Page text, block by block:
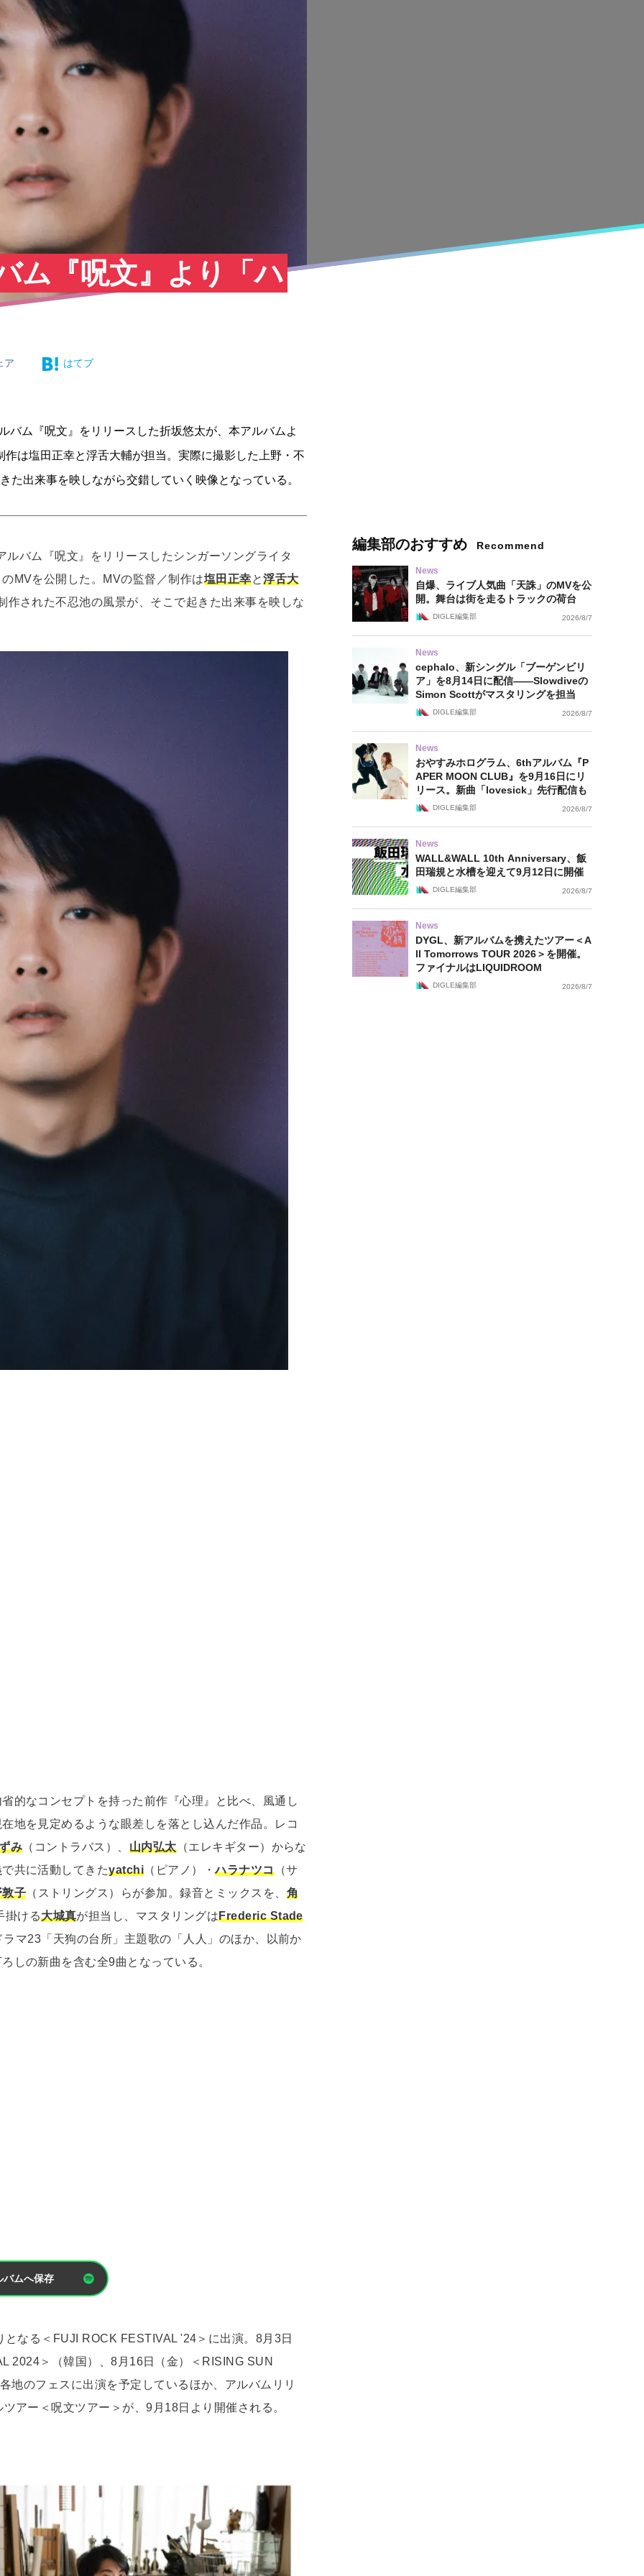
ム『呪⽂』より「ハ
ア はてブ
バム『呪⽂』をリリースした折坂悠太が、本アルバムよ
は塩⽥正幸と浮⾆⼤輔が担当。実際に撮影した上野・不
出来事を映しながら交錯していく映像となっている。
バム『呪⽂』をリリースしたシンガーソングライタ
MVを公開した。MVの監督／制作は塩⽥正幸と浮⾆⼤
された不忍池の⾵景が、そこで起きた出来事を映しな
的なコンセプトを持った前作『⼼理』と⽐べ、⾵通し
地を⾒定めるような眼差しを落とし込んだ作品。レコ
み （コントラバス）、 ⼭内弘太（エレキギター）からな
共に活動してきたyatchi （ピアノ）・ハラナツコ（サ
⼦ （ストリングス）らが参加。録音とミックスを、 ⾓
掛ける⼤城真が担当し、マスタリングはFrederic Stade
マ23「天狗の台所」主題歌の「⼈⼈」のほか、以前か
しの新曲を含む全9曲となっている。
バムへ保存
なる＜FUJI ROCK FESTIVAL '24＞に出演。8⽉3⽇
2024＞（韓国）、8⽉16⽇（⾦）＜RISING SUN
のフェスに出演を予定しているほか、アルバムリリ
アー＜呪⽂ツアー＞が、9⽉18⽇より開催される。
編集部のおすすめ Recommend
News
自爆、ライブ人気曲「天誅」のMVを公
開。舞台は街を走るトラックの荷台
DIGLE編集部 2026/8/7
News
cephalo、新シングル「ブーゲンビリ
ア」を8月14日に配信——Slowdiveの
Simon Scottがマスタリングを担当
DIGLE編集部 2026/8/7
News
おやすみホログラム、6thアルバム『P
APER MOON CLUB』を9月16日にリ
リース。新曲「lovesick」先行配信も
DIGLE編集部 2026/8/7
News
WALL&WALL 10th Anniversary、飯
田瑞規と水槽を迎えて9月12日に開催
DIGLE編集部 2026/8/7
News
DYGL、新アルバムを携えたツアー＜A
ll Tomorrows TOUR 2026＞を開催。
ファイナルはLIQUIDROOM
DIGLE編集部 2026/8/7